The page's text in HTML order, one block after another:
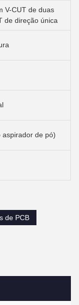
V-CUT de duas
de direção única
aspirador de pó)
de PCB